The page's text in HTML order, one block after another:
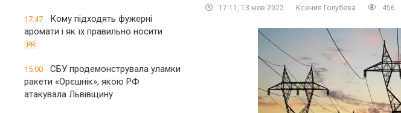
17:47
Кому підходять фужерні
аромати і як їх правильно носити
PR
15:00
СБУ продемонструвала уламки
ракети «Орєшнік», якою РФ
атакувала Львівщину
17:11, 13 жов 2022 Ксения Голубева 456